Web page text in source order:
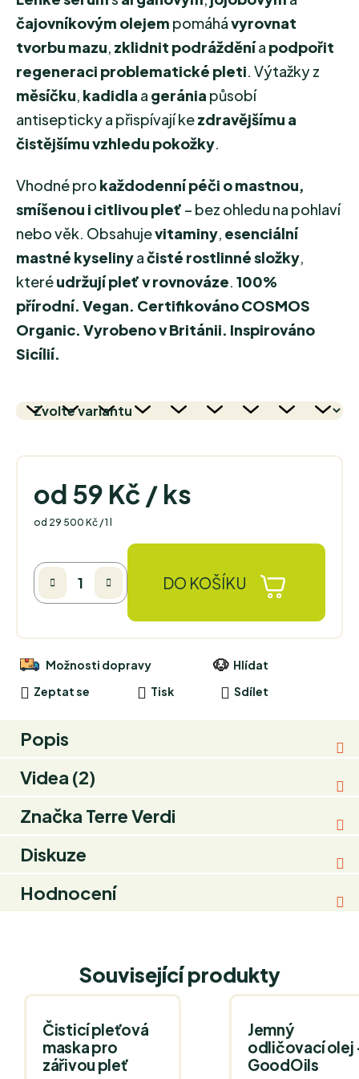
čajovníkovým olejem pomáhávyrovnat
tvorbu mazu, zklidnit podrážděnía podpořit
regeneraci problematické pleti. Výtažky z
měsíčku, kadidla a geránia působí
antisepticky a přispívají kezdravějšímu a
čistějšímu vzhledu pokožky.
Vhodné pro každodenní péči o mastnou,
smíšenou i citlivou pleť – bez ohledu na pohlaví
nebo věk. Obsahujevitaminy, esenciální
mastné kyselinyačisté rostlinné složky,
kteréudržují pleť v rovnováze. 100%
přírodní. Vegan. Certifikováno COSMOS
Organic. Vyrobeno v Británii. Inspirováno
Sicílií.
od 59 Kč / ks
Měrná cena:
od 29 500 Kč / 1 l
DO KOŠÍKU
Tisk
Zeptat se
Hlídat
Sdílet
Možnosti dopravy
Popis
Videa (2)
Značka Terre Verdi
Diskuze
Hodnocení
Související produkty
Čisticí pleťová
maska pro
zářivou pleť
Jemný
odličovací olej
GoodOils